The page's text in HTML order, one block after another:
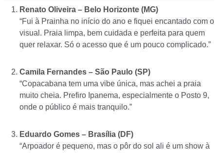
Renato Oliveira – Belo Horizonte (MG)
“Fui à Prainha no início do ano e fiquei encantado com o
visual. Praia limpa, bem cuidada e perfeita para quem
quer relaxar. Só o acesso que é um pouco complicado.”
Camila Fernandes – São Paulo (SP)
“Copacabana tem uma vibe única, mas achei a praia
muito cheia. Prefiro Ipanema, especialmente o Posto 9,
onde o público é mais tranquilo.”
Eduardo Gomes – Brasília (DF)
“Arpoador é pequeno, mas o pôr do sol ali é um show à